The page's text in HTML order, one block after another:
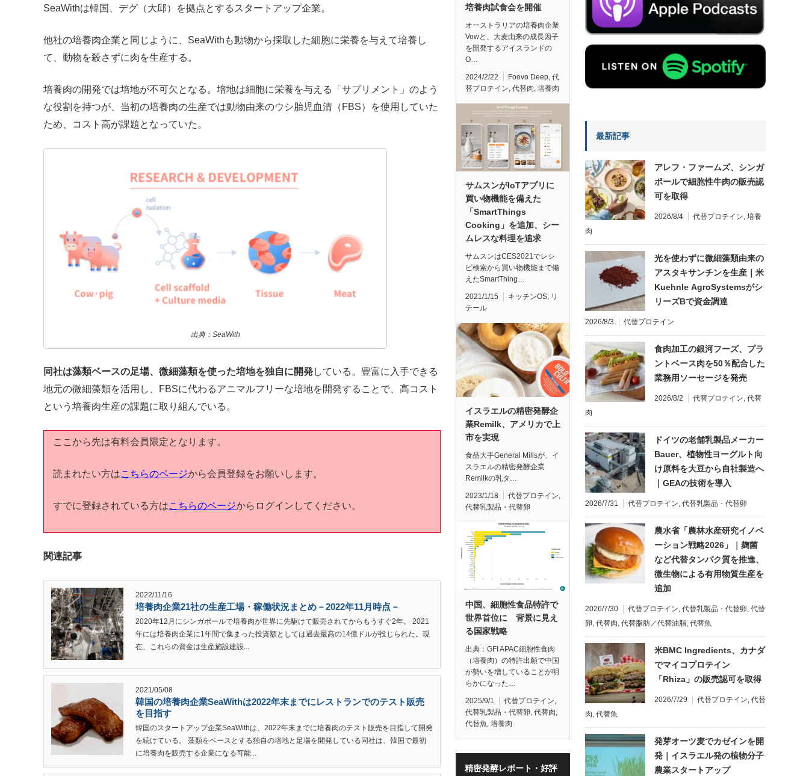
SeaWithは韓国、デグ（大邱）を拠点とするスタートアップ企業。
他社の培養肉企業と同じように、SeaWithも動物から採取した細胞に栄養を与えて培養し
て、動物を殺さずに肉を生産する。
培養肉の開発では培地が不可欠となる。培地は細胞に栄養を与える「サプリメント」のよう
な役割を持つが、当初の培養肉の生産では動物由来のウシ胎児血清（FBS）を使用していた
ため、コスト高が課題となっていた。
出典：SeaWith
同社は藻類ベースの足場、微細藻類を使った培地を独自に開発している。豊富に入手できる
地元の微細藻類を活用し、FBSに代わるアニマルフリーな培地を開発することで、高コスト
という培養肉生産の課題に取り組んでいる。
ここから先は有料会員限定となります。
読まれたい方はこちらのページから会員登録をお願いします。
すでに登録されている方はこちらのページからログインしてください。
関連記事
2022/11/16
培養肉企業21社の生産工場・稼働状況まとめ－2022年11月時点－
2020年12月にシンガポールで培養肉が世界に先駆けて販売されてからもうすぐ2年。 2021
年には培養肉企業に1年間で集まった投資額としては過去最高の14億ドルが投じられた。現
在、これらの資金は生産施設建設...
2021/05/08
韓国の培養肉企業SeaWithは2022年末までにレストランでのテスト販売
を目指す
韓国のスタートアップ企業SeaWithは、2022年末までに培養肉のテスト販売を目指して開発
を続けている。 藻類をベースとする独自の培地と足場を開発している同社は、韓国で最初
に培養肉を販売する企業になる可能...
培養肉試食会を開催
オーストラリアの培養肉企業
Vowと、大麦由来の成長因子
を開発するアイスランドの
O…
2024/2/22 Foovo Deep 代
替プロテイン 代替肉 培養肉
サムスンがIoTアプリに
買い物機能を備えた
「SmartThings
Cooking」を追加、シー
ムレスな料理を追求
サムスンはCES2021でレシ
ピ検索から買い物機能まで備
えたSmartThing…
2021/1/15 キッチンOS, リ
テール
イスラエルの精密発酵企
業Remilk、アメリカで上
市を実現
食品大手General Millsが、イ
スラエルの精密発酵企業
Remilkの乳タ…
2023/1/18 代替プロテイン,
代替乳製品・代替卵
中国、細胞性食品特許で
世界首位に 背景に見え
る国家戦略
出典：GFI APAC細胞性食肉
（培養肉）の特許出願で中国
が勢いを増していることが明
らかになった…
2025/9/1 代替プロテイン,
代替乳製品・代替卵, 代替肉,
代替魚, 培養肉
精密発酵レポート・好評
最新記事
アレフ・ファームズ、シンガ
ポールで細胞性牛肉の販売認
可を取得
2026/8/4 代替プロテイン 培養
肉
光を使わずに微細藻類由来の
アスタキサンチンを生産｜米
Kuehnle AgroSystemsがシ
リーズBで資金調達
2026/8/3 代替プロテイン
食肉加工の銀河フーズ、プラ
ントベース肉を50％配合した
業務用ソーセージを発売
2026/8/2 代替プロテイン 代替
肉
ドイツの老舗乳製品メーカー
Bauer、植物性ヨーグルト向
け原料を大豆から自社製造へ
｜GEAの技術を導入
2026/7/31 代替プロテイン 代替乳製品・代替卵
農水省「農林水産研究イノベ
ーション戦略2026」｜麹菌
など代替タンパク質を推進、
微生物による有用物質生産を
追加
2026/7/30 代替プロテイン 代替乳製品・代替卵 代替
卵 代替肉 代替脂肪／代替油脂 代替魚
米BMC Ingredients、カナダ
でマイコプロテイン
「Rhiza」の販売認可を取得
2026/7/29 代替プロテイン 代替
肉 代替魚
発芽オーツ麦でカゼインを開
発｜イスラエル発の植物分子
農業スタートアップ